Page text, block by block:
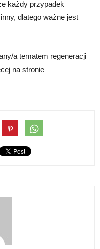
każdy przypadek
dlatego ważne jest
a tematem regeneracji
na stronie